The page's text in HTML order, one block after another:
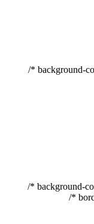
background-
background-